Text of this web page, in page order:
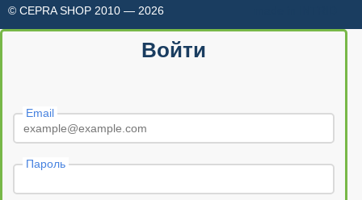
© CEPRA SHOP 2010 — 2026
Войти
Email
Пароль